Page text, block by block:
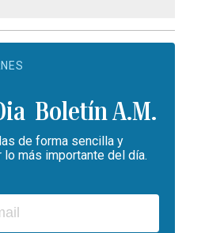
Boletín A.M.
de forma sencilla y
lo más importante del día.